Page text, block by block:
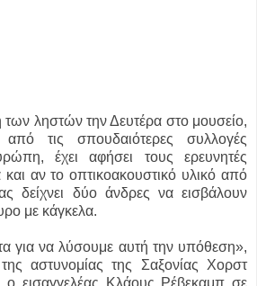
ληστών την Δευτέρα στο μουσείο,
τις σπουδαιότερες συλλογές
έχει αφήσει τους ερευνητές
αν το οπτικοακουστικό υλικό από
δείχνει δύο άνδρες να εισβάλουν
με κάγκελα.
για να λύσουμε αυτή την υπόθεση»,
αστυνομίας της Σαξονίας Χορστ